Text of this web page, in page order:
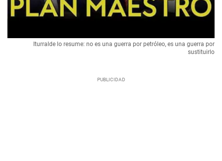
Iturralde lo resume: no es una guerra por petróleo, es una guerra por
sustituirlo